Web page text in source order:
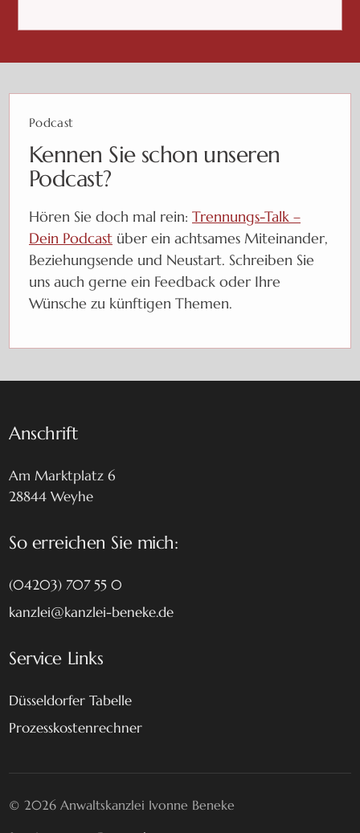
Podcast
Kennen Sie schon unseren
Podcast?
Hören Sie doch mal rein: Trennungs-Talk –
Dein Podcast über ein achtsames Miteinander,
Beziehungsende und Neustart. Schreiben Sie
uns auch gerne ein Feedback oder Ihre
Wünsche zu künftigen Themen.
Anschrift
Am Marktplatz 6
28844 Weyhe
So erreichen Sie mich:
(04203) 707 55 0
kanzlei@kanzlei-beneke.de
Service Links
Düsseldorfer Tabelle
Prozesskostenrechner
© 2026 Anwaltskanzlei Ivonne Beneke